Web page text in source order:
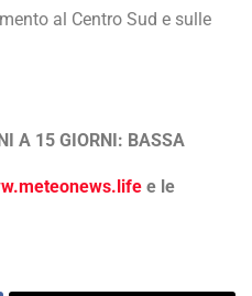
al Centro Sud e sulle
A 15 GIORNI: BASSA
e le